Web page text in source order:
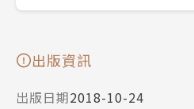
出版資訊
出版日期2018-10-24